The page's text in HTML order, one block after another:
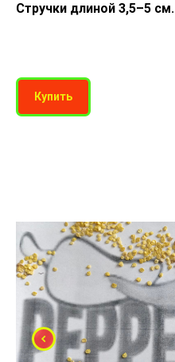
Стручки длиной 3,5–5 см.
Купить